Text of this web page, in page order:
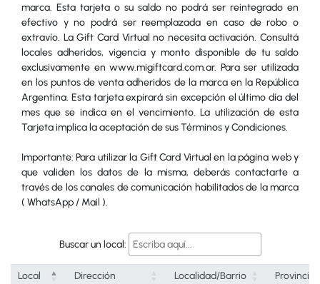
marca. Esta tarjeta o su saldo no podrá ser reintegrado en
efectivo y no podrá ser reemplazada en caso de robo o
extravío. La Gift Card Virtual no necesita activación. Consultá
locales adheridos, vigencia y monto disponible de tu saldo
exclusivamente en www.migiftcard.com.ar. Para ser utilizada
en los puntos de venta adheridos de la marca en la República
Argentina. Esta tarjeta expirará sin excepción el último día del
mes que se indica en el vencimiento. La utilización de esta
Tarjeta implica la aceptación de sus Términos y Condiciones.
Importante: Para utilizar la Gift Card Virtual en la página web y
que validen los datos de la misma, deberás contactarte a
través de los canales de comunicación habilitados de la marca
( WhatsApp / Mail ).
Buscar un local:
Local Dirección Localidad/Barrio Provincia